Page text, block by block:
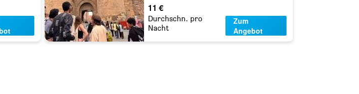
11 €
Durchschn. pro
Nacht
Zum
Angebot